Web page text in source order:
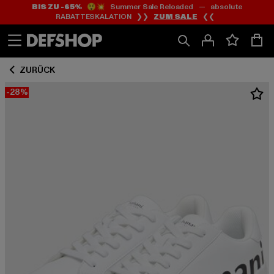
Zum
Inhalt
springen
Zum
Fußzeile
springen
BIS ZU -65%😲💥 Summer Sale Reloaded — absolute
RABATTESKALATION ❯❯ ZUM SALE ❮❮
ZURÜCK
-28%